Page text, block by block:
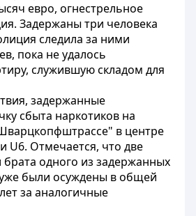
евро, огнестрельное
Задержаны три человека
следила за ними
пока не удалось
служившую складом для
задержанные
сбыта наркотиков на
в центре
U6. Отмечается, что две
брата одного из задержанных
были осуждены в общей
за аналогичные